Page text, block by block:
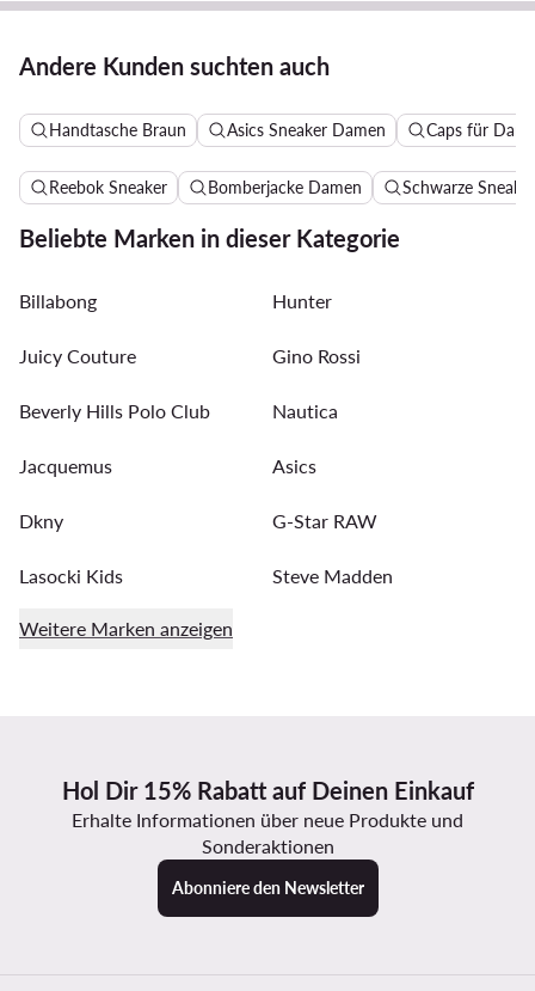
Andere Kunden suchten auch
Handtasche Braun Asics Sneaker Damen Caps für
Reebok Sneaker Bomberjacke Damen Schwarze
Beliebte Marken in dieser Kategorie
Billabong Hunter
Juicy Couture Gino Rossi
Beverly Hills Polo Club Nautica
Jacquemus Asics
Dkny G-Star RAW
Lasocki Kids Steve Madden
Weitere Marken anzeigen
Hol Dir 15% Rabatt auf Deinen Einkauf
Erhalte Informationen über neue Produkte und
Sonderaktionen
Abonniere den Newsletter